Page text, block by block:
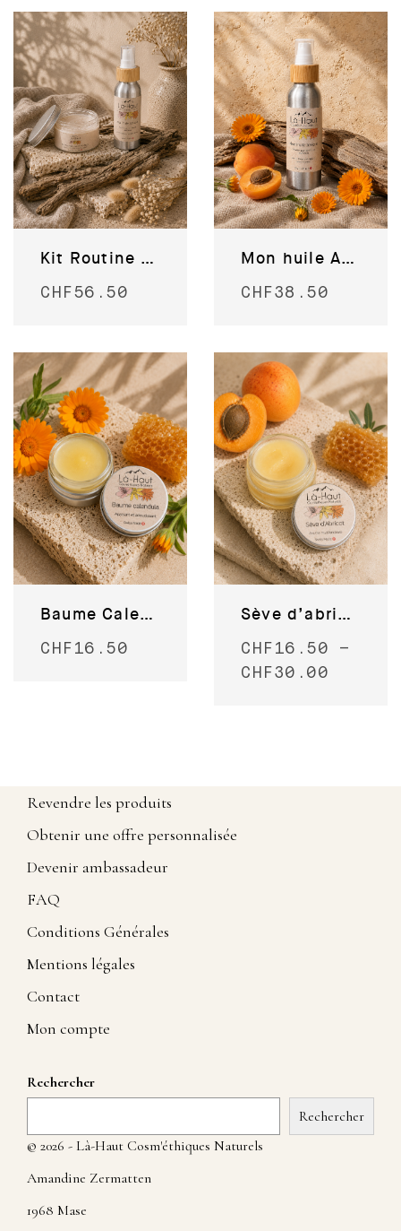
Kit Routine soin du corps
CHF 56.50
Mon huile Abricot
CHF 38.50
Baume Calendula
CHF 16.50
Sève d’abricot
CHF 16.50 –
CHF 30.00
Revendre les produits
Obtenir une offre personnalisée
Devenir ambassadeur
FAQ
Conditions Générales
Mentions légales
Contact
Mon compte
Rechercher
Rechercher
© 2026 - Là-Haut Cosm'éthiques Naturels
Amandine Zermatten
1968 Mase